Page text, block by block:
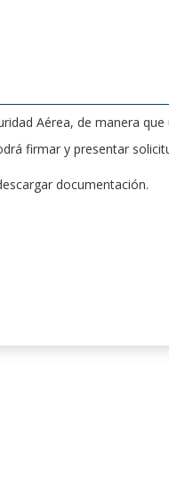
Aérea, de manera que
firmar y presentar
documentación.